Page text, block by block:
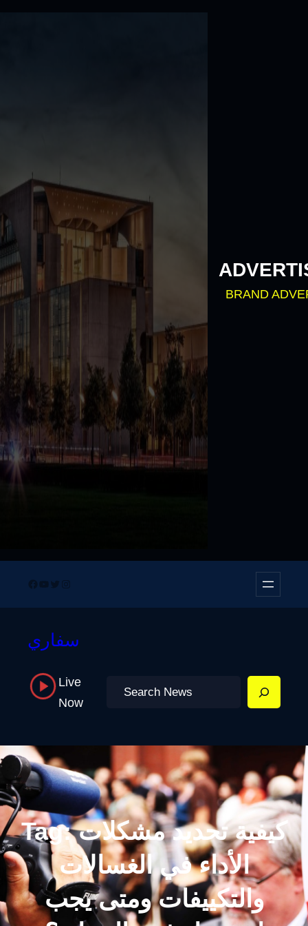
BRAND
Facebook
YouTube
TwitterInstagram
سفاري
Live
Now
Search
Tag:كيفية تحديد مشكلات
الأداء في الغسالات
والتكييفات ومتى يجب